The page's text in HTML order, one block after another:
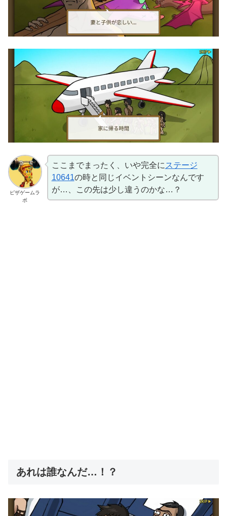
ピザゲームラ
ボ
ここまでまったく、いや完全に ステージ
10641の時と同じイベントシーンなんです
が…、この先は少し違うのかな…？
あれは誰なんだ…！？